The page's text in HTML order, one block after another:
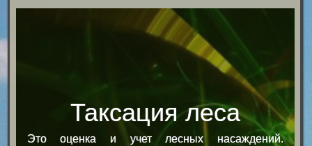
Таксация леса
Это оценка и учет лесных насаждений.